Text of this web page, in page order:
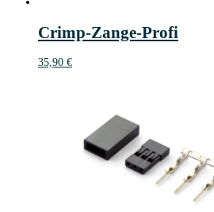
Crimp-Zange-Profi
35,90 €